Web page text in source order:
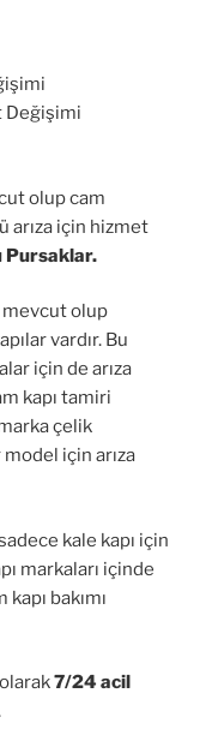
Değişimi
olup cam
arıza için hizmet
Pursaklar.
mevcut olup
vardır. Bu
için de arıza
kapı tamiri
çelik
model için arıza
kale kapı için
markaları içinde
bakımı
7/24 acil